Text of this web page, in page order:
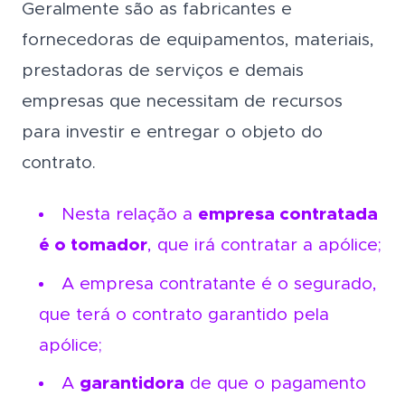
Geralmente são as fabricantes e
fornecedoras de equipamentos, materiais,
prestadoras de serviços e demais
empresas que necessitam de recursos
para investir e entregar o objeto do
contrato.
Nesta relação a empresa contratada
é o tomador, que irá contratar a apólice;
A empresa contratante é o segurado,
que terá o contrato garantido pela
apólice;
A garantidora de que o pagamento